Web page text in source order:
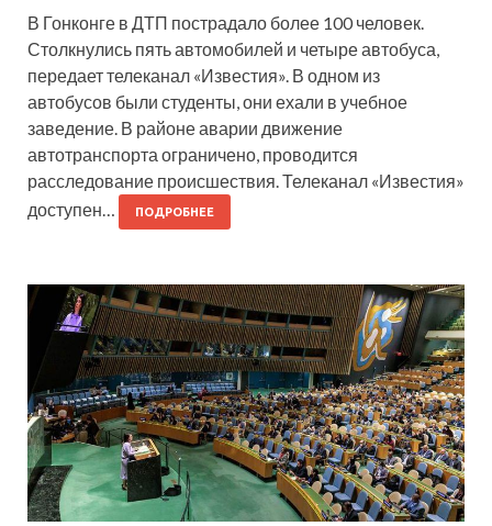
В Гонконге в ДТП пострадало более 100 человек.
Столкнулись пять автомобилей и четыре автобуса,
передает телеканал «Известия». В одном из
автобусов были студенты, они ехали в учебное
заведение. В районе аварии движение
автотранспорта ограничено, проводится
расследование происшествия. Телеканал «Известия»
доступен…
ПОДРОБНЕЕ